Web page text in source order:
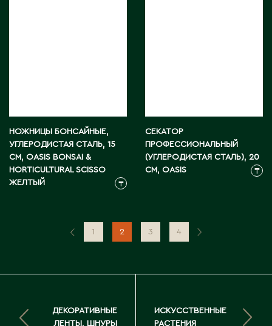
НОЖНИЦЫ БОНСАЙНЫЕ,
УГЛЕРОДИСТАЯ СТАЛЬ, 15
СМ, OASIS BONSAI &
HORTICULTURAL SCISSO
ЖЕЛТЫЙ
₸
СЕКАТОР
ПРОФЕССИОНАЛЬНЫЙ
(УГЛЕРОДИСТАЯ СТАЛЬ), 20
СМ, OASIS
₸
1 2 3 4
ДЕКОРАТИВНЫЕ
ЛЕНТЫ, ШНУРЫ
ИСКУССТВЕННЫЕ
РАСТЕНИЯ